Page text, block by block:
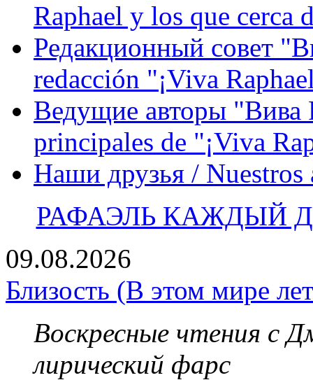
Raphael y los que cerca
Редакционный совет
redacción "¡Viva
Ведущие авторы "Вива
principales de "¡Viva
Наши друзья / Nuestros
РАФАЭЛЬ КАЖДЫЙ
09.08.2026
Близость (В этом мире
Воскресные чтения с
лирический фарс